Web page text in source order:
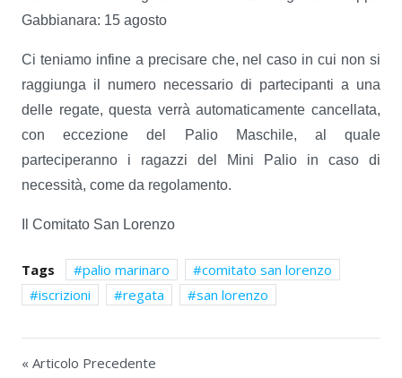
Gabbianara: 15 agosto
Ci teniamo infine a precisare che, nel caso in cui non si
raggiunga il numero necessario di partecipanti a una
delle regate, questa verrà automaticamente cancellata,
con eccezione del Palio Maschile, al quale
parteciperanno i ragazzi del Mini Palio in caso di
necessità, come da regolamento.
Il Comitato San Lorenzo
Tags palio marinaro
comitato san lorenzo
iscrizioni
regata san lorenzo
« Articolo Precedente